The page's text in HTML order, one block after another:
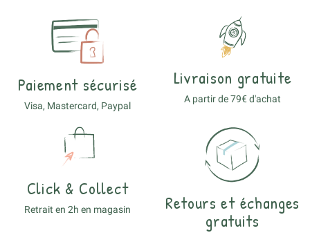
Paiement sécurisé
Visa, Mastercard, Paypal
Livraison gratuite
A partir de 79€ d'achat
Click & Collect
Retrait en 2h en magasin
Retours et échanges
gratuits